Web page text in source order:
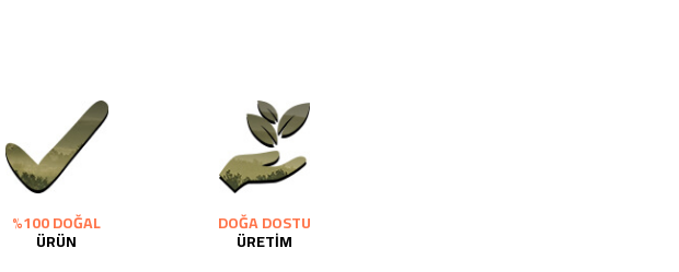
%100 DOĞAL
ÜRÜN
DOĞA DOSTU
ÜRETİM